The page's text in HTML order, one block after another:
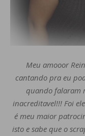
Meu amooor
cantando pra eu
quando falaram
inacreditavel!!! Foi
é meu maior
isto e sabe que o